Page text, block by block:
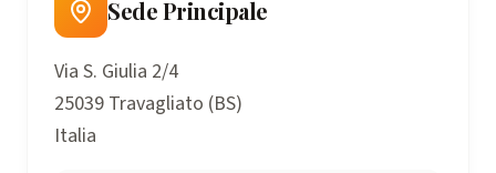
Sede Principale
Via S. Giulia 2/4
25039 Travagliato (BS)
Italia